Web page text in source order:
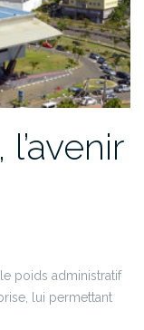
le poids administratif
lui permettant